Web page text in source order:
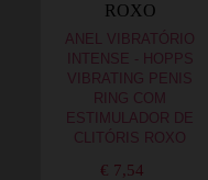
ANEL VIBRATÓRIO
INTENSE - HOPPS
VIBRATING PENIS
RING COM
ESTIMULADOR DE
CLITÓRIS ROXO
€ 7,54